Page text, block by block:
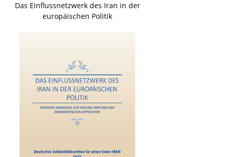
Das Einflussnetzwerk des Iran in der
europäischen Politik